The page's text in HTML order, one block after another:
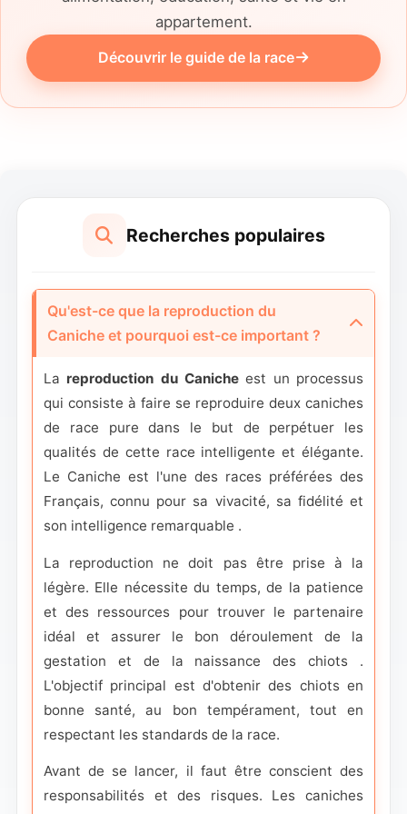
reproduction de Poodles.
appartement.
Découvrir le guide de la race
Recherches populaires
Qu'est-ce que la reproduction du
Caniche et pourquoi est-ce important ?
La reproduction du Caniche est un processus
qui consiste à faire se reproduire deux caniches
de race pure dans le but de perpétuer les
qualités de cette race intelligente et élégante.
Le Caniche est l'une des races préférées des
Français, connu pour sa vivacité, sa fidélité et
son intelligence remarquable .
La reproduction ne doit pas être prise à la
légère. Elle nécessite du temps, de la patience
et des ressources pour trouver le partenaire
idéal et assurer le bon déroulement de la
gestation et de la naissance des chiots .
L'objectif principal est d'obtenir des chiots en
bonne santé, au bon tempérament, tout en
respectant les standards de la race.
Avant de se lancer, il faut être conscient des
responsabilités et des risques. Les caniches